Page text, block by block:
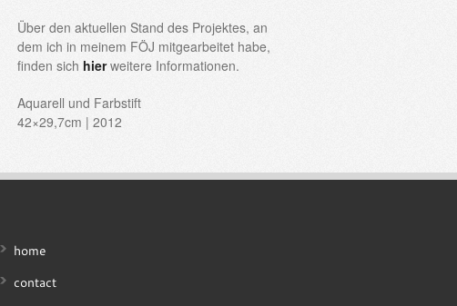
Über den aktuellen Stand des Projektes, an
dem ich in meinem FÖJ mitgearbeitet habe,
finden sich hierweitere Informationen.
Aquarell und Farbstift
42×29,7cm | 2012
home
contact